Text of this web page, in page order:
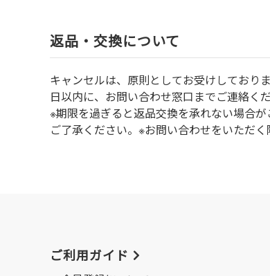
返品・交換について
キャンセルは、原則としてお受けしており
⽇以内に、お問い合わせ窓⼝までご連絡く
※期限を過ぎると返品交換を承れない場合
ご了承ください。※お問い合わせをいただ
ご利用ガイド